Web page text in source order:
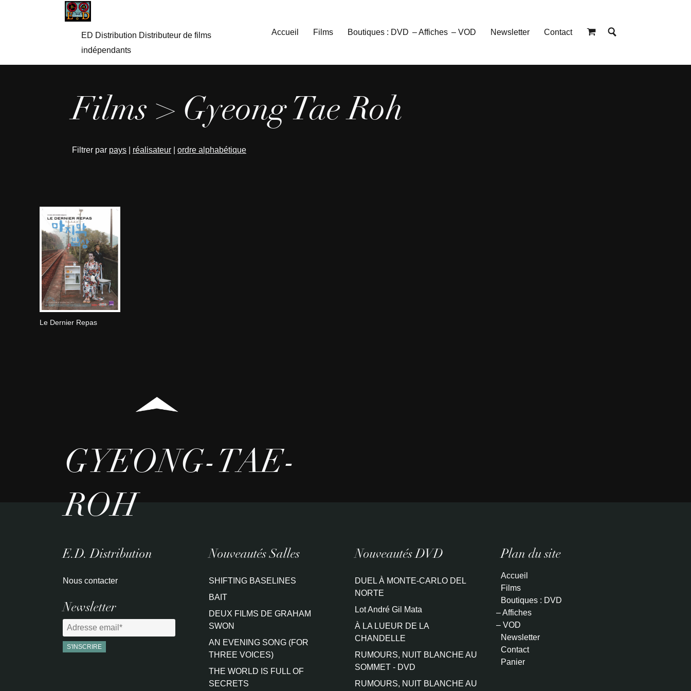
ED Distribution Distributeur de films
indépendants
Accueil Films Boutiques : DVD – Affiches – VOD Newsletter Contact
Films > Gyeong Tae Roh
Filtrer par pays réalisateur ordre alphabétique
Le Dernier Repas
GYEONG-TAE-
ROH
E.D. Distribution
Nous contacter
Newsletter
Nouveautés Salles
SHIFTING BASELINES
BAIT
DEUX FILMS DE GRAHAM
SWON
AN EVENING SONG (FOR
THREE VOICES)
THE WORLD IS FULL OF
SECRETS
Nouveautés DVD
DUEL À MONTE-CARLO DEL
NORTE
Lot André Gil Mata
À LA LUEUR DE LA
CHANDELLE
RUMOURS, NUIT BLANCHE AU
SOMMET - DVD
RUMOURS, NUIT BLANCHE AU
Plan du site
Accueil
Films
Boutiques : DVD
– Affiches
– VOD
Newsletter
Contact
Panier